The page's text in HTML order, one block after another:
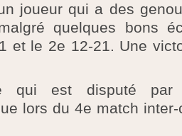
joueur qui a des
quelques bons
et le 2e 12-21. Une
qui est disputé
lors du 4e match